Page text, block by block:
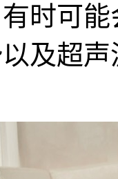
时可
及超